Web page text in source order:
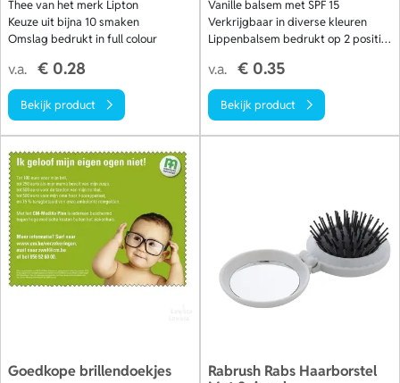
Thee van het merk Lipton
Keuze uit bijna 10 smaken
Omslag bedrukt in full colour
v.a. € 0.28
Bekijk product
Vanille balsem met SPF 15
Verkrijgbaar in diverse kleuren
Lippenbalsem bedrukt op 2 posities
v.a. € 0.35
Bekijk product
Goedkope brillendoekjes
Rabrush Rabs Haarborstel